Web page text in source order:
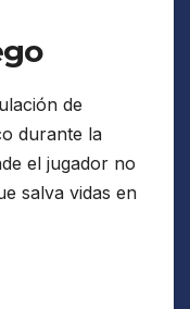
de
durante la
el jugador no
salva vidas en